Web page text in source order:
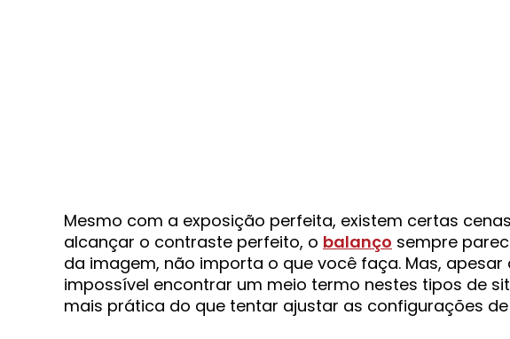
Mesmo com a exposição perfeita, existem certas
alcançar o contraste perfeito, o balanço sempre
da imagem, não importa o que você faça. Mas,
impossível encontrar um meio termo nestes tipos de
mais prática do que tentar ajustar as configurações